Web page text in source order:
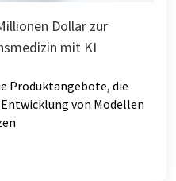
Dollar zur
mit KI
Produktangebote, die
Entwicklung von Modellen